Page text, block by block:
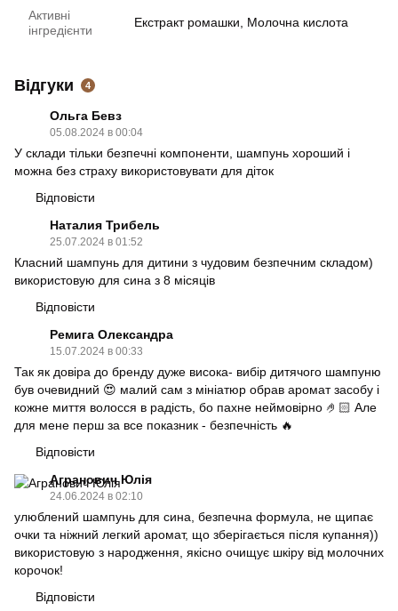
Активні
інгредієнти
Екстракт ромашки, Молочна кислота
Відгуки 4
Ольга Бевз
05.08.2024 в 00:04
У склади тільки безпечні компоненти, шампунь хороший і
можна без страху використовувати для діток
Відповісти
Наталия Трибель
25.07.2024 в 01:52
Класний шампунь для дитини з чудовим безпечним складом)
використовую для сина з 8 місяців
Відповісти
Ремига Олександра
15.07.2024 в 00:33
Так як довіра до бренду дуже висока- вибір дитячого шампуню
був очевидний 😍 малий сам з мініатюр обрав аромат засобу і
кожне миття волосся в радість, бо пахне неймовірно 🤌🏻 Але
для мене перш за все показник - безпечність 🔥
Відповісти
Агранович Юлія
24.06.2024 в 02:10
улюблений шампунь для сина, безпечна формула, не щипає
очки та ніжний легкий аромат, що зберігається після купання))
використовую з народження, якісно очищує шкіру від молочних
корочок!
Відповісти